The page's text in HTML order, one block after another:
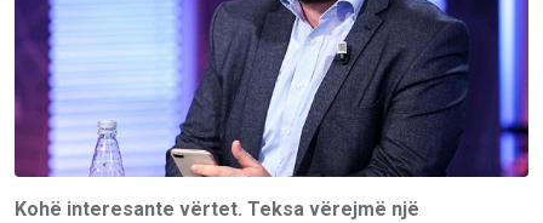
Kohë interesante vërtet. Teksa vërejmë një